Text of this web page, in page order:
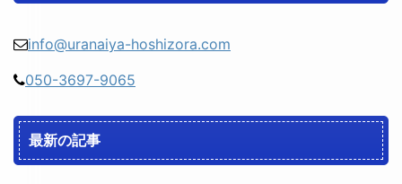
info@uranaiya-hoshizora.com
050-3697-9065
最新の記事